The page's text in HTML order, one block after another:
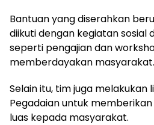
Bantuan yang diserahkan
diikuti dengan kegiatan sosial
seperti pengajian dan
memberdayakan masyarakat.
Selain itu, tim juga melakukan
Pegadaian untuk
luas kepada masyarakat.